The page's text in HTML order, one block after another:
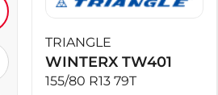
TRIANGLE
WINTERX TW401
155/80 R13 79T